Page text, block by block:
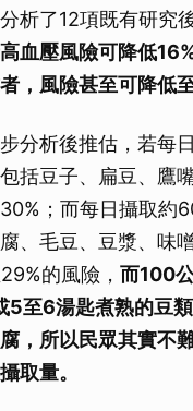
析了12項既有研究
血壓風險可降低
，風險甚至可降低至
分析後推估，若每
括豆子、扁豆、鷹
；而每日攝取約
、毛豆、豆漿、味
的風險， 而100
5至6湯匙煮熟的豆
，所以民眾其實不
取量。